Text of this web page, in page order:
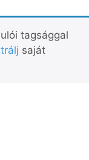
tagsággal
saját